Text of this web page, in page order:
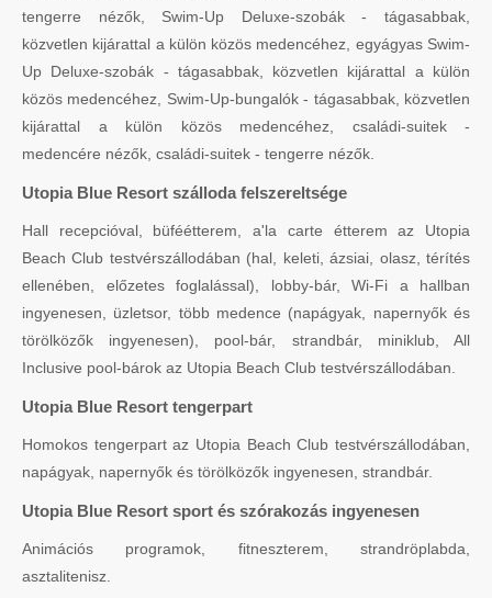
tengerre nézők, Swim-Up Deluxe-szobák - tágasabbak,
közvetlen kijárattal a külön közös medencéhez, egyágyas Swim-
Up Deluxe-szobák - tágasabbak, közvetlen kijárattal a külön
közös medencéhez, Swim-Up-bungalók - tágasabbak, közvetlen
kijárattal a külön közös medencéhez, családi-suitek -
medencére nézők, családi-suitek - tengerre nézők.
Utopia Blue Resort szálloda felszereltsége
Hall recepcióval, büféétterem, a'la carte étterem az Utopia
Beach Club testvérszállodában (hal, keleti, ázsiai, olasz, térítés
ellenében, előzetes foglalással), lobby-bár, Wi-Fi a hallban
ingyenesen, üzletsor, több medence (napágyak, napernyők és
törölközők ingyenesen), pool-bár, strandbár, miniklub, All
Inclusive pool-bárok az Utopia Beach Club testvérszállodában.
Utopia Blue Resort tengerpart
Homokos tengerpart az Utopia Beach Club testvérszállodában,
napágyak, napernyők és törölközők ingyenesen, strandbár.
Utopia Blue Resort sport és szórakozás ingyenesen
Animációs programok, fitneszterem, strandröplabda,
asztalitenisz.